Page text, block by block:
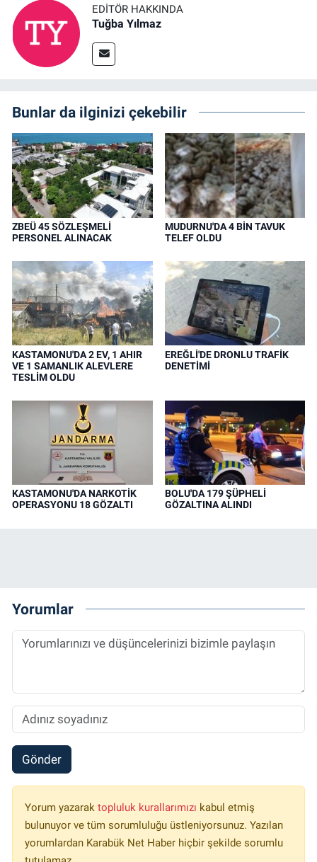
EDITÖR HAKKINDA
Tuğba Yılmaz
Bunlar da ilginizi çekebilir
ZBEÜ 45 SÖZLEŞMELİ
PERSONEL ALINACAK
MUDURNU'DA 4 BİN TAVUK
TELEF OLDU
KASTAMONU'DA 2 EV, 1 AHIR
VE 1 SAMANLIK ALEVLERE
TESLİM OLDU
EREĞLİ'DE DRONLU TRAFİK
DENETİMİ
KASTAMONU'DA NARKOTİK
OPERASYONU 18 GÖZALTI
BOLU'DA 179 ŞÜPHELİ
GÖZALTINA ALINDI
Yorumlar
Gönder
Yorum yazarak topluluk kurallarımızı kabul etmiş
bulunuyor ve tüm sorumluluğu üstleniyorsunuz. Yazılan
yorumlardan Karabük Net Haber hiçbir şekilde sorumlu